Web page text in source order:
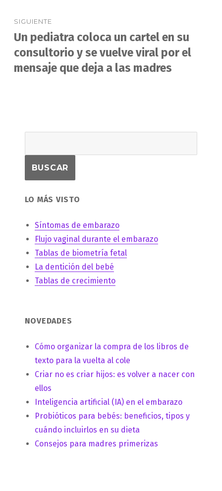
SIGUIENTE
Entrada
siguiente:
Un pediatra coloca un cartel en su
consultorio y se vuelve viral por el
mensaje que deja a las madres
LO MÁS VISTO
Síntomas de embarazo
Flujo vaginal durante el embarazo
Tablas de biometría fetal
La dentición del bebé
Tablas de crecimiento
NOVEDADES
Cómo organizar la compra de los libros de
texto para la vuelta al cole
Criar no es criar hijos: es volver a nacer con
ellos
Inteligencia artificial (IA) en el embarazo
Probióticos para bebés: beneficios, tipos y
cuándo incluirlos en su dieta
Consejos para madres primerizas